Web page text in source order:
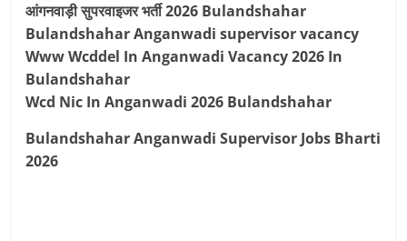
आंगनवाड़ी सुपरवाइजर भर्ती 2026 Bulandshahar
Bulandshahar Anganwadi supervisor vacancy
Www Wcddel In Anganwadi Vacancy 2026 In
Bulandshahar
Wcd Nic In Anganwadi 2026 Bulandshahar
Bulandshahar Anganwadi Supervisor Jobs Bharti
2026